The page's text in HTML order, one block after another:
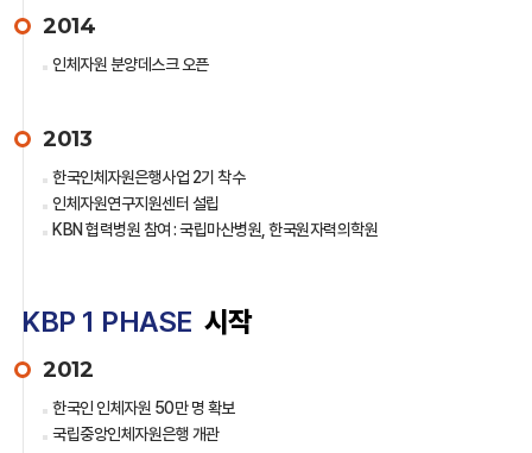
2014
인체자원 분양데스크 오픈
2013
한국인체자원은행사업 2기 착수
인체자원연구지원센터 설립
KBN 협력병원 참여 : 국립마산병원, 한국원자력의학원
KBP 1 PHASE 시작
2012
한국인 인체자원 50만 명 확보
국립중앙인체자원은행 개관